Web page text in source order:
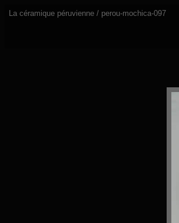
La céramique péruvienne / perou-mochica-097